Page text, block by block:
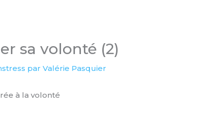
sa volonté (2)
par Valérie Pasquier
à la volonté